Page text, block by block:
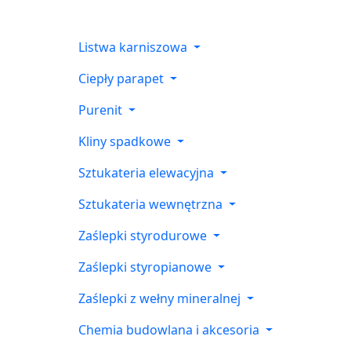
Listwa karniszowa
Ciepły parapet
Purenit
Kliny spadkowe
Sztukateria elewacyjna
Sztukateria wewnętrzna
Zaślepki styrodurowe
Zaślepki styropianowe
Zaślepki z wełny mineralnej
Chemia budowlana i akcesoria